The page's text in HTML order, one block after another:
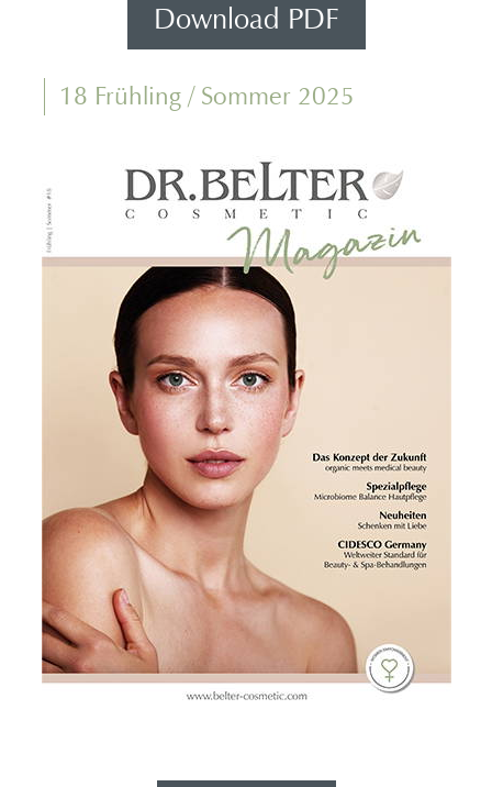
Download PDF
18 Frühling / Sommer 2025